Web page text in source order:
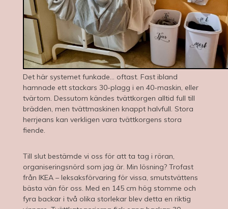
Det här systemet funkade… oftast. Fast ibland
hamnade ett stackars 30-plagg i en 40-maskin, eller
tvärtom. Dessutom kändes tvättkorgen alltid full till
brädden, men tvättmaskinen knappt halvfull. Stora
herrjeans kan verkligen vara tvättkorgens stora
fiende.
Till slut bestämde vi oss för att ta tag i röran,
organiseringsnörd som jag är. Min lösning? Trofast
från IKEA – leksaksförvaring för vissa, smutstvättens
bästa vän för oss. Med en 145 cm hög stomme och
fyra backar i två olika storlekar blev detta en riktig